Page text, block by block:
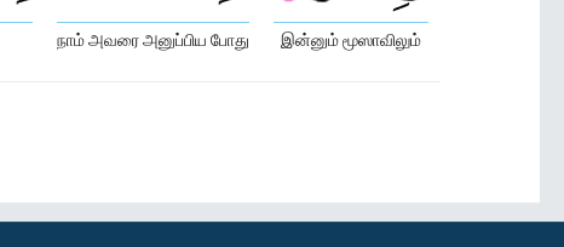
இன்னும் மூஸாவிலும்
நாம் அவரை அனுப்பிய போது